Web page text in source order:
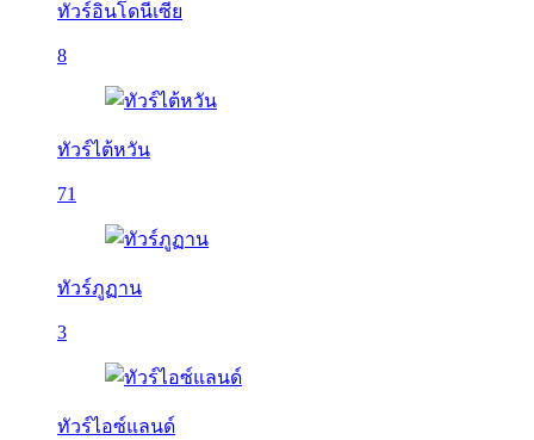
ทัวร์อินโดนีเซีย
8
ทัวร์ไต้หวัน
71
ทัวร์ภูฏาน
3
ทัวร์ไอซ์แลนด์